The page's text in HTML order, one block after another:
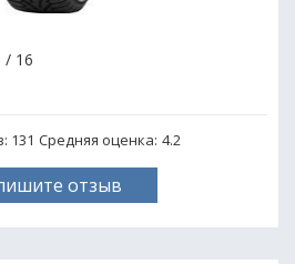
/ 16
131 Средняя оценка: 4.2
отзыв